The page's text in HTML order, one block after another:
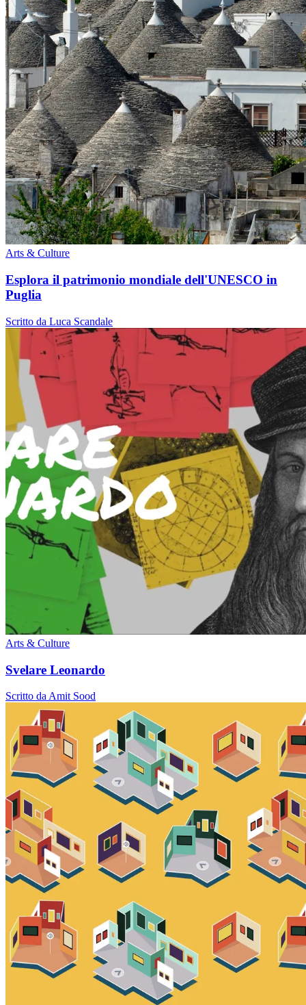
Arts & Culture
Esplora il patrimonio mondiale dell'UNESCO in
Puglia
Scritto da Luca Scandale
Arts & Culture
Svelare Leonardo
Scritto da Amit Sood